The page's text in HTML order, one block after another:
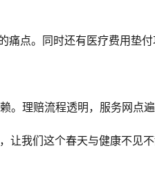
点。同时还有医疗费用垫付
。理赔流程透明，服务网点遍
我们这个春天与健康不见不